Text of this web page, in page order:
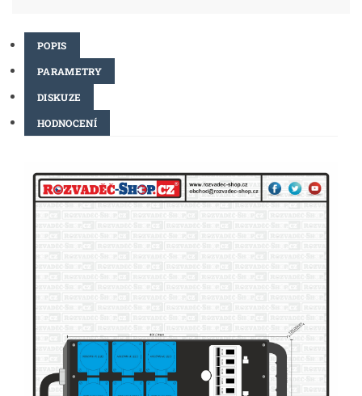
POPIS
PARAMETRY
DISKUZE
HODNOCENÍ